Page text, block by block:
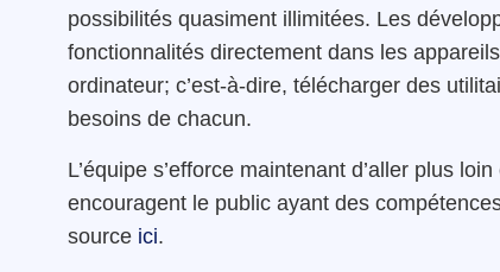
possibilités quasiment illimitées. Les
fonctionnalités directement dans les
ordinateur; c’est-à-dire, télécharger des
besoins de chacun.
L’équipe s’efforce maintenant d’aller plus
encouragent le public ayant des
source ici.